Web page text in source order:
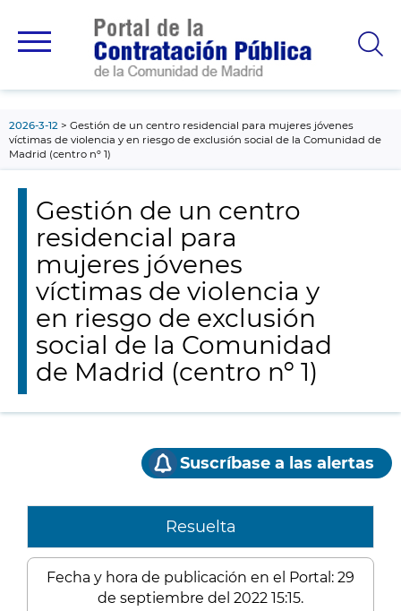
principal
2026-3-12
Gestión de un centro residencial para mujeres jóvenes
víctimas de violencia y en riesgo de exclusión social de la Comunidad de
Madrid (centro nº 1)
Gestión de un centro
residencial para
mujeres jóvenes
víctimas de violencia y
en riesgo de exclusión
social de la Comunidad
de Madrid (centro nº 1)
Suscríbase a las alertas
Resuelta
Fecha y hora de publicación en el Portal: 29
de septiembre del 2022 15:15.